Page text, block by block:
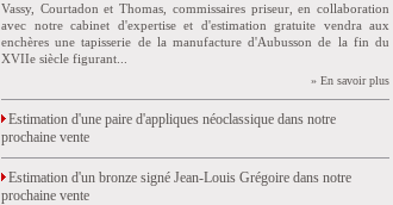
Vassy, Courtadon et Thomas, commissaires priseur, en collaboration
avec notre cabinet d'expertise et d'estimation gratuite vendra aux
enchères une tapisserie de la manufacture d'Aubusson de la fin du
XVIIe siècle figurant...
» En savoir plus
Estimation d'une paire d'appliques néoclassique dans notre
prochaine vente
Estimation d'un bronze signé Jean-Louis Grégoire dans notre
prochaine vente